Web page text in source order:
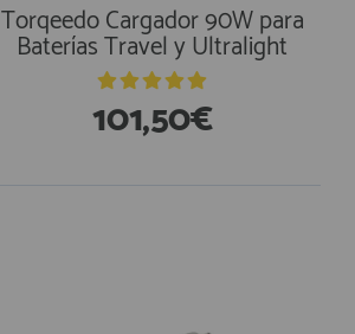
Torqeedo Cargador 90W para
Baterías Travel y Ultralight
101,50€